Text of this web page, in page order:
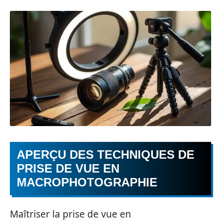
APERÇU DES TECHNIQUES DE
PRISE DE VUE EN
MACROPHOTOGRAPHIE
Maîtriser la prise de vue en